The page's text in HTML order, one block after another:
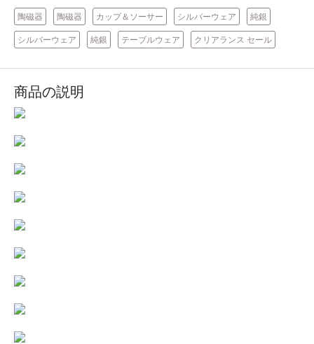
陶磁器 陶磁器 カップ＆ソーサー シルバーウェア 純銀
シルバーウェア 純銀 テーブルウェア クリアランス セール
商品の説明